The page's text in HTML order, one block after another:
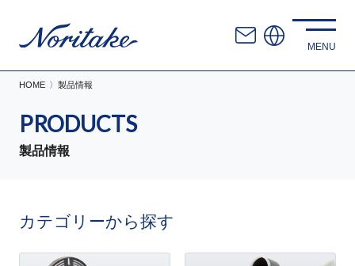
HOME 製品情報
PRODUCTS
製品情報
カテゴリーから探す